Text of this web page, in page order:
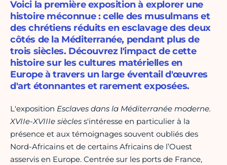
Voici la première exposition à explorer une
histoire méconnue : celle des musulmans et
des chrétiens réduits en esclavage des deux
côtés de la Méditerranée, pendant plus de
trois siècles. Découvrez l'impact de cette
histoire sur les cultures matérielles en
Europe à travers un large éventail d'œuvres
d'art étonnantes et rarement exposées.
L'exposition Esclaves dans la Méditerranée moderne.
XVIIe-XVIIIe siècles s'intéresse en particulier à la
présence et aux témoignages souvent oubliés des
Nord-Africains et de certains Africains de l’Ouest
asservis en Europe. Centrée sur les ports de France,